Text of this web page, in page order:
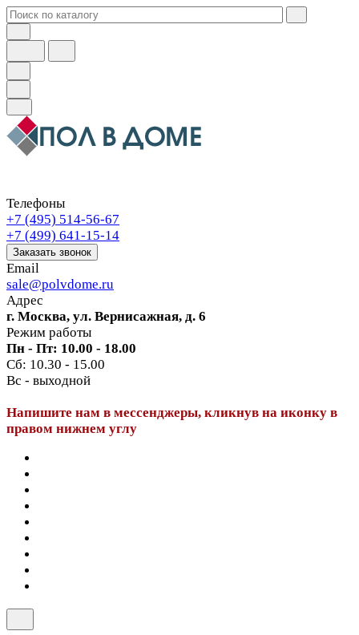
Телефоны
+7 (495) 514-56-67
+7 (499) 641-15-14
Заказать звонок
Email
sale@polvdome.ru
Адрес
г. Москва, ул. Вернисажная, д. 6
Режим работы
Пн - Пт: 10.00 - 18.00
Сб: 10.30 - 15.00
Вс - выходной
Напишите нам в мессенджеры, кликнув на иконку в
правом нижнем углу